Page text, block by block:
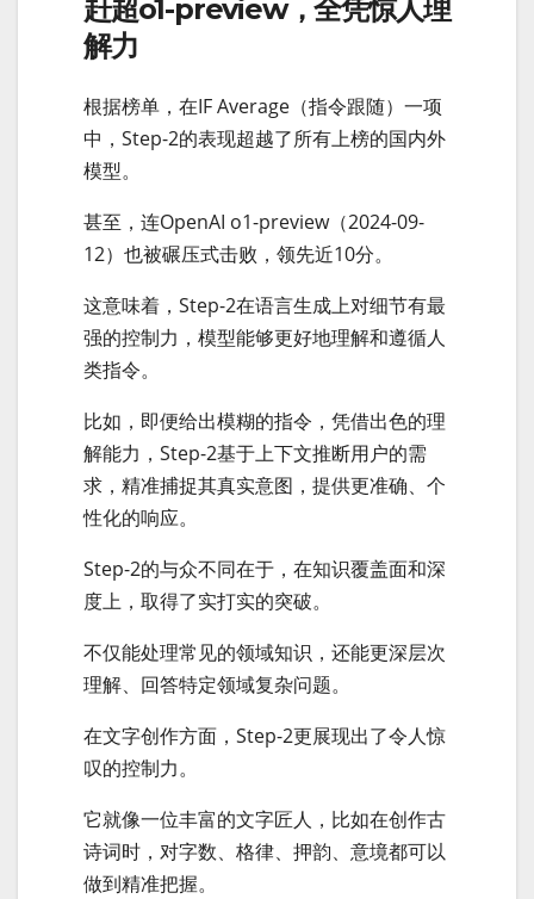
赶超o1-preview，全凭惊人理
解力
根据榜单，在IF Average（指令跟随）一项
中，Step-2的表现超越了所有上榜的国内外
模型。
甚至，连OpenAI o1-preview（2024-09-
12）也被碾压式击败，领先近10分。
这意味着，Step-2在语言生成上对细节有最
强的控制力，模型能够更好地理解和遵循人
类指令。
比如，即便给出模糊的指令，凭借出色的理
解能力，Step-2基于上下文推断用户的需
求，精准捕捉其真实意图，提供更准确、个
性化的响应。
Step-2的与众不同在于，在知识覆盖面和深
度上，取得了实打实的突破。
不仅能处理常见的领域知识，还能更深层次
理解、回答特定领域复杂问题。
在文字创作方面，Step-2更展现出了令人惊
叹的控制力。
它就像一位丰富的文字匠人，比如在创作古
诗词时，对字数、格律、押韵、意境都可以
做到精准把握。